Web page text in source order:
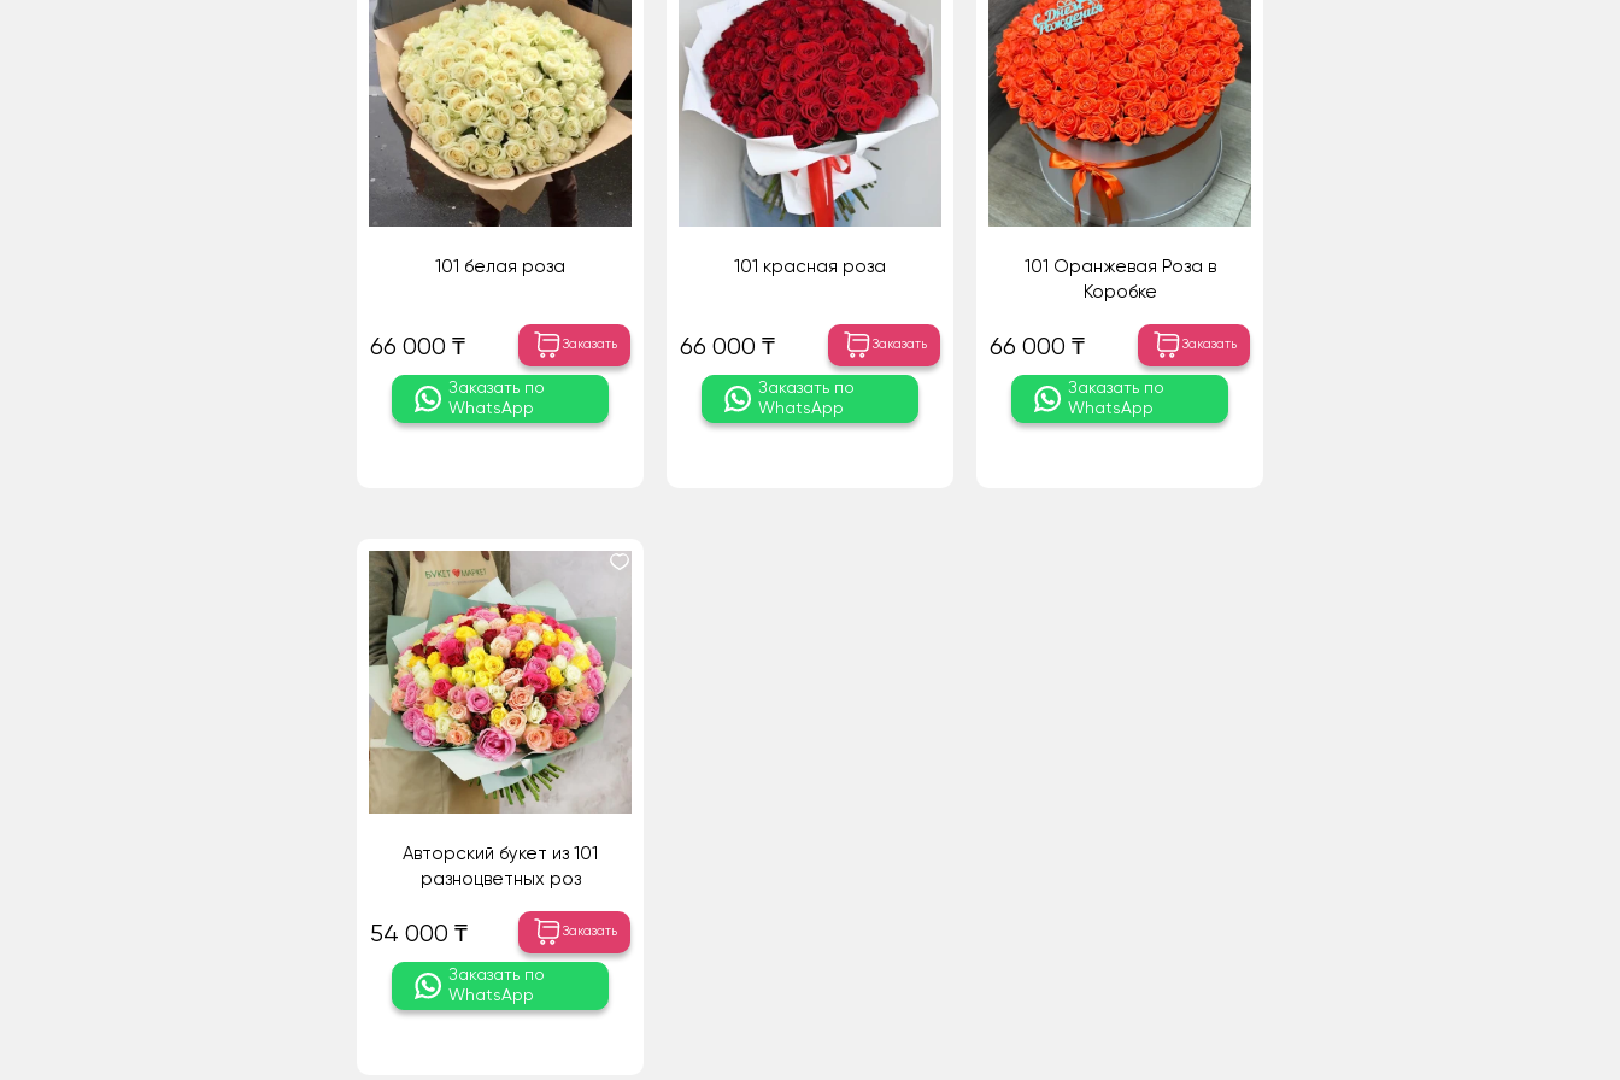
101 белая роза
66 000 ₸ Заказать
Заказать по
WhatsApp
101 красная роза
66 000 ₸ Заказать
Заказать по
WhatsApp
101 Оранжевая Роза в
Коробке
66 000 ₸ Заказать
Заказать по
WhatsApp
Авторский букет из 101
разноцветных роз
54 000 ₸ Заказать
Заказать по
WhatsApp